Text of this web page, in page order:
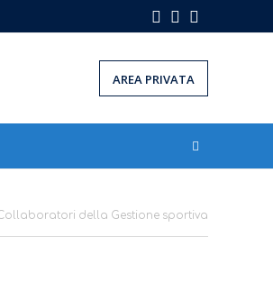
Facebook
Instagram
AREA PRIVATA
della Gestione sportiva